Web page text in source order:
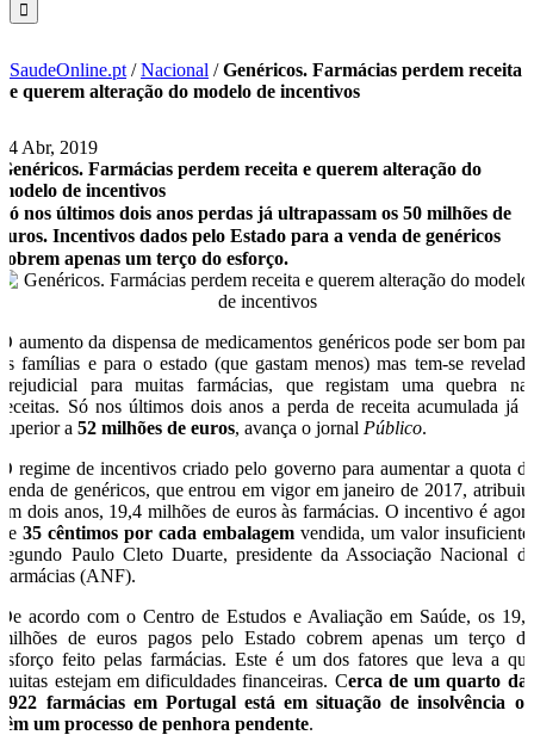
SaudeOnline.pt /Nacional /Genéricos. Farmácias perdem receita
e querem alteração do modelo de incentivos
24 Abr, 2019
Genéricos. Farmácias perdem receita e querem alteração do
modelo de incentivos
Só nos últimos dois anos perdas já ultrapassam os 50 milhões de
euros. Incentivos dados pelo Estado para a venda de genéricos
cobrem apenas um terço do esforço.
O aumento da dispensa de medicamentos genéricos pode ser bom para
as famílias e para o estado (que gastam menos) mas tem-se revelado
prejudicial para muitas farmácias, que registam uma quebra nas
receitas. Só nos últimos dois anos a perda de receita acumulada já é
superior a52 milhões de euros, avança o jornal Público.
O regime de incentivos criado pelo governo para aumentar a quota de
venda de genéricos, que entrou em vigor em janeiro de 2017, atribuiu,
em dois anos, 19,4 milhões de euros às farmácias. O incentivo é agora
de35 cêntimos por cada embalagemvendida, um valor insuficiente,
segundo Paulo Cleto Duarte, presidente da Associação Nacional de
Farmácias (ANF).
De acordo com o Centro de Estudos e Avaliação em Saúde, os 19,4
milhões de euros pagos pelo Estado cobrem apenas um terço do
esforço feito pelas farmácias. Este é um dos fatores que leva a que
muitas estejam em dificuldades financeiras. Cerca de um quarto das
2922 farmácias em Portugal está em situação de insolvência ou
têm um processo de penhora pendente.